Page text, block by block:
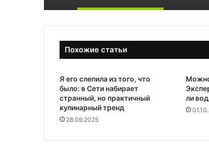
Похожие статьи
Я его слепила из того, что
было: в Сети набирает
странный, но практичный
кулинарный тренд
28.09.2025
ли